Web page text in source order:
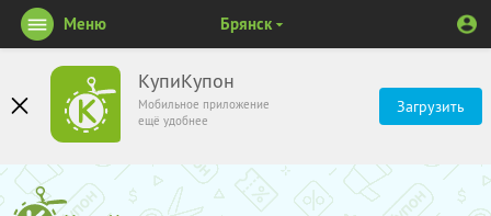
КупиКупон
Мобильное приложение
ещё удобнее
Загрузить
Меню Брянск